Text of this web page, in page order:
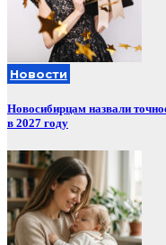
Новости
Новосибирцам назвали
в 2027 году